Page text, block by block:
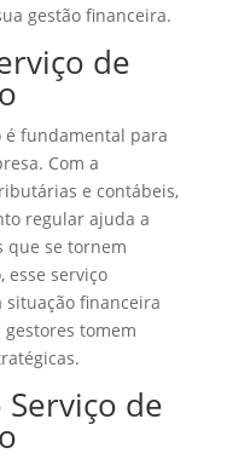
gestão financeira.
de
é fundamental para
Com a
e contábeis,
regular ajuda a
que se tornem
esse serviço
situação financeira
tomem
de